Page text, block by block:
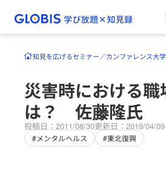
知見を広げるセミナー／カンファレンス大
災害時における
は？ 佐藤隆氏
投稿日：2011/08/30更新日：2019/04/09
#メンタルヘルス #東北復興